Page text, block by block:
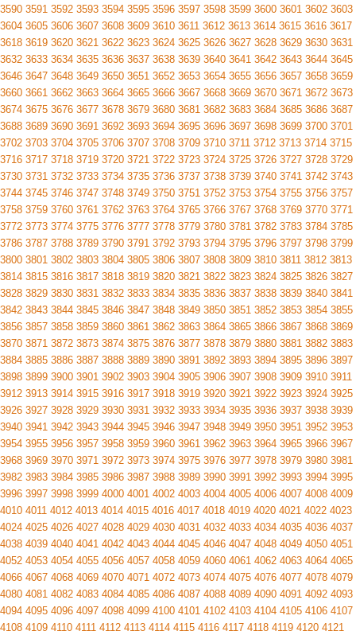
3590 3591 3592 3593 3594 3595 3596 3597 3598 3599 3600 3601 3602 3603
3604 3605 3606 3607 3608 3609 3610 3611 3612 3613 3614 3615 3616 3617
3618 3619 3620 3621 3622 3623 3624 3625 3626 3627 3628 3629 3630 3631
3632 3633 3634 3635 3636 3637 3638 3639 3640 3641 3642 3643 3644 3645
3646 3647 3648 3649 3650 3651 3652 3653 3654 3655 3656 3657 3658 3659
3660 3661 3662 3663 3664 3665 3666 3667 3668 3669 3670 3671 3672 3673
3674 3675 3676 3677 3678 3679 3680 3681 3682 3683 3684 3685 3686 3687
3688 3689 3690 3691 3692 3693 3694 3695 3696 3697 3698 3699 3700 3701
3702 3703 3704 3705 3706 3707 3708 3709 3710 3711 3712 3713 3714 3715
3716 3717 3718 3719 3720 3721 3722 3723 3724 3725 3726 3727 3728 3729
3730 3731 3732 3733 3734 3735 3736 3737 3738 3739 3740 3741 3742 3743
3744 3745 3746 3747 3748 3749 3750 3751 3752 3753 3754 3755 3756 3757
3758 3759 3760 3761 3762 3763 3764 3765 3766 3767 3768 3769 3770 3771
3772 3773 3774 3775 3776 3777 3778 3779 3780 3781 3782 3783 3784 3785
3786 3787 3788 3789 3790 3791 3792 3793 3794 3795 3796 3797 3798 3799
3800 3801 3802 3803 3804 3805 3806 3807 3808 3809 3810 3811 3812 3813
3814 3815 3816 3817 3818 3819 3820 3821 3822 3823 3824 3825 3826 3827
3828 3829 3830 3831 3832 3833 3834 3835 3836 3837 3838 3839 3840 3841
3842 3843 3844 3845 3846 3847 3848 3849 3850 3851 3852 3853 3854 3855
3856 3857 3858 3859 3860 3861 3862 3863 3864 3865 3866 3867 3868 3869
3870 3871 3872 3873 3874 3875 3876 3877 3878 3879 3880 3881 3882 3883
3884 3885 3886 3887 3888 3889 3890 3891 3892 3893 3894 3895 3896 3897
3898 3899 3900 3901 3902 3903 3904 3905 3906 3907 3908 3909 3910 3911
3912 3913 3914 3915 3916 3917 3918 3919 3920 3921 3922 3923 3924 3925
3926 3927 3928 3929 3930 3931 3932 3933 3934 3935 3936 3937 3938 3939
3940 3941 3942 3943 3944 3945 3946 3947 3948 3949 3950 3951 3952 3953
3954 3955 3956 3957 3958 3959 3960 3961 3962 3963 3964 3965 3966 3967
3968 3969 3970 3971 3972 3973 3974 3975 3976 3977 3978 3979 3980 3981
3982 3983 3984 3985 3986 3987 3988 3989 3990 3991 3992 3993 3994 3995
3996 3997 3998 3999 4000 4001 4002 4003 4004 4005 4006 4007 4008 4009
4010 4011 4012 4013 4014 4015 4016 4017 4018 4019 4020 4021 4022 4023
4024 4025 4026 4027 4028 4029 4030 4031 4032 4033 4034 4035 4036 4037
4038 4039 4040 4041 4042 4043 4044 4045 4046 4047 4048 4049 4050 4051
4052 4053 4054 4055 4056 4057 4058 4059 4060 4061 4062 4063 4064 4065
4066 4067 4068 4069 4070 4071 4072 4073 4074 4075 4076 4077 4078 4079
4080 4081 4082 4083 4084 4085 4086 4087 4088 4089 4090 4091 4092 4093
4094 4095 4096 4097 4098 4099 4100 4101 4102 4103 4104 4105 4106 4107
4108 4109 4110 4111 4112 4113 4114 4115 4116 4117 4118 4119 4120 4121